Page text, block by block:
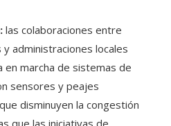
las colaboraciones entre
administraciones locales
en marcha de sistemas de
sensores y peajes
disminuyen la congestión